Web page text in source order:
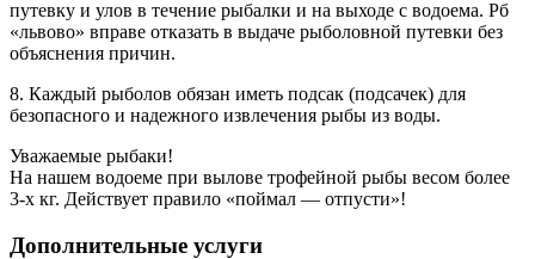
путевку и улов в течение рыбалки и на выходе с водоема. Рб
«львово» вправе отказать в выдаче рыболовной путевки без
объяснения причин.
8. Каждый рыболов обязан иметь подсак (подсачек) для
безопасного и надежного извлечения рыбы из воды.
Уважаемые рыбаки!
На нашем водоеме при вылове трофейной рыбы весом более
3-х кг. Действует правило «поймал — отпусти»!
Дополнительные услуги